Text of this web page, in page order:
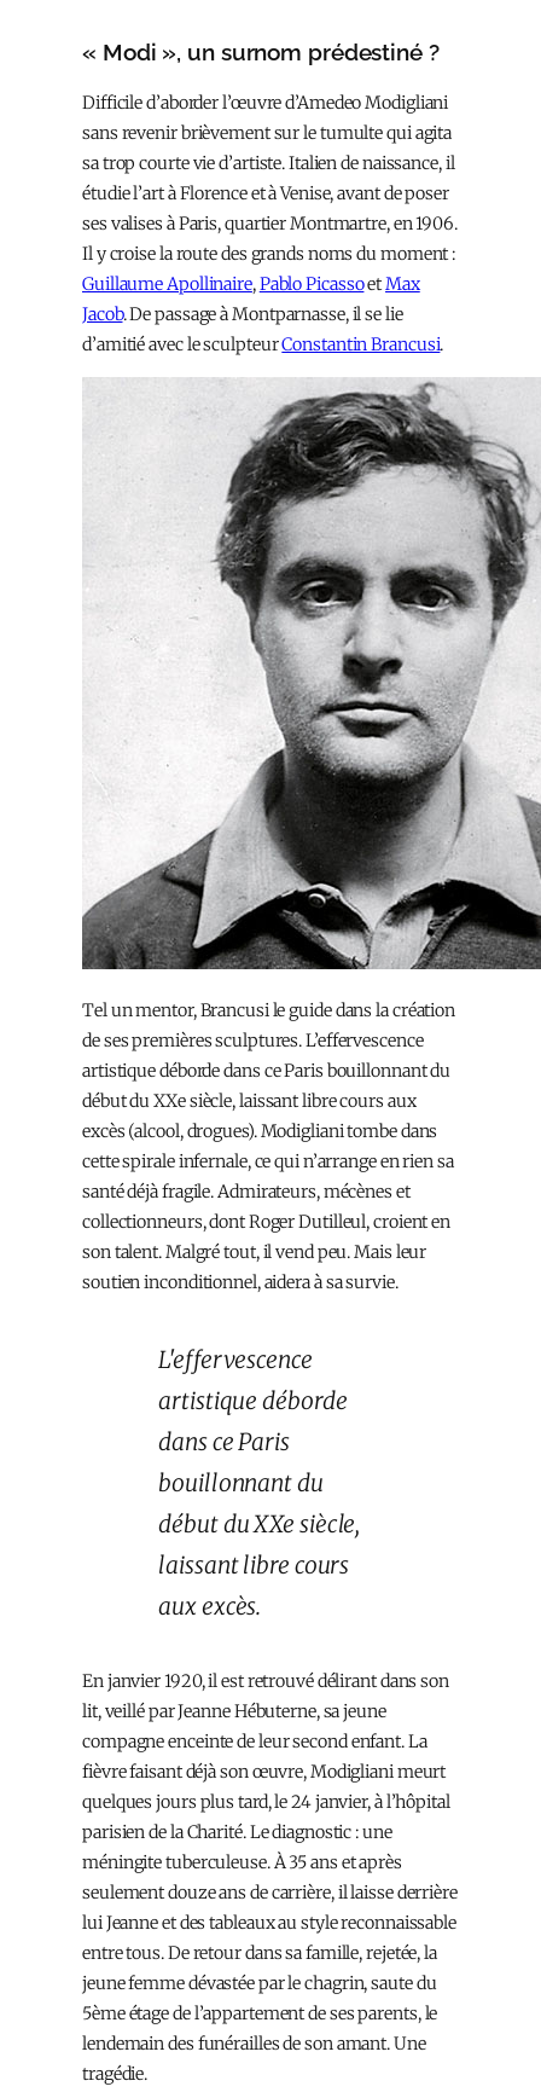
« Modi », un surnom prédestiné ?
Difficile d’aborder l’œuvre d’Amedeo Modigliani
sans revenir brièvement sur le tumulte qui agita
sa trop courte vie d’artiste. Italien de naissance, il
étudie l’art à Florence et à Venise, avant de poser
ses valises à Paris, quartier Montmartre, en 1906.
Il y croise la route des grands noms du moment :
Guillaume Apollinaire,Pablo PicassoetMax
Jacob. De passage à Montparnasse, il se lie
d’amitié avec le sculpteurConstantin Brancusi.
Tel un mentor, Brancusi le guide dans la création
de ses premières sculptures. L’effervescence
artistique déborde dans ce Paris bouillonnant du
début du XXe siècle, laissant libre cours aux
excès (alcool, drogues). Modigliani tombe dans
cette spirale infernale, ce qui n’arrange en rien sa
santé déjà fragile. Admirateurs, mécènes et
collectionneurs, dont Roger Dutilleul, croient en
son talent. Malgré tout, il vend peu. Mais leur
soutien inconditionnel, aidera à sa survie.
L'effervescence
artistique déborde
dans ce Paris
bouillonnant du
début du XXe siècle,
laissant libre cours
aux excès.
En janvier 1920, il est retrouvé délirant dans son
lit, veillé par Jeanne Hébuterne, sa jeune
compagne enceinte de leur second enfant. La
fièvre faisant déjà son œuvre, Modigliani meurt
quelques jours plus tard, le 24 janvier, à l’hôpital
parisien de la Charité. Le diagnostic : une
méningite tuberculeuse. À 35 ans et après
seulement douze ans de carrière, il laisse derrière
lui Jeanne et des tableaux au style reconnaissable
entre tous. De retour dans sa famille, rejetée, la
jeune femme dévastée par le chagrin, saute du
5ème étage de l’appartement de ses parents, le
lendemain des funérailles de son amant. Une
tragédie.